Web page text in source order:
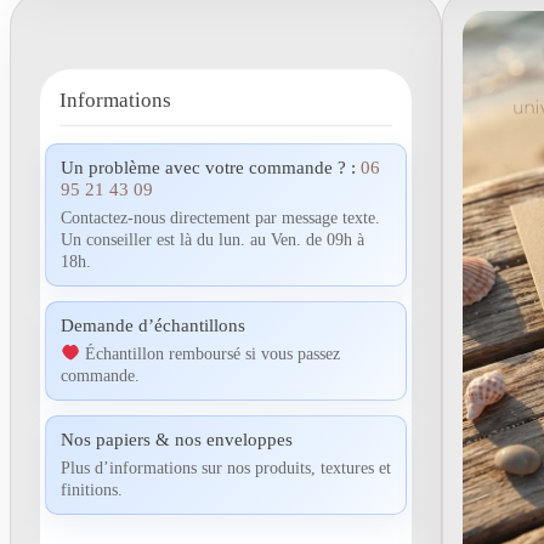
Informations
Un problème avec votre commande ? : 06
95 21 43 09
Contactez-nous directement par message texte.
Un conseiller est là du lun. au Ven. de 09h à
18h.
Demande d’échantillons
Échantillon remboursé si vous passez
commande.
Nos papiers & nos enveloppes
Plus d’informations sur nos produits, textures et
finitions.